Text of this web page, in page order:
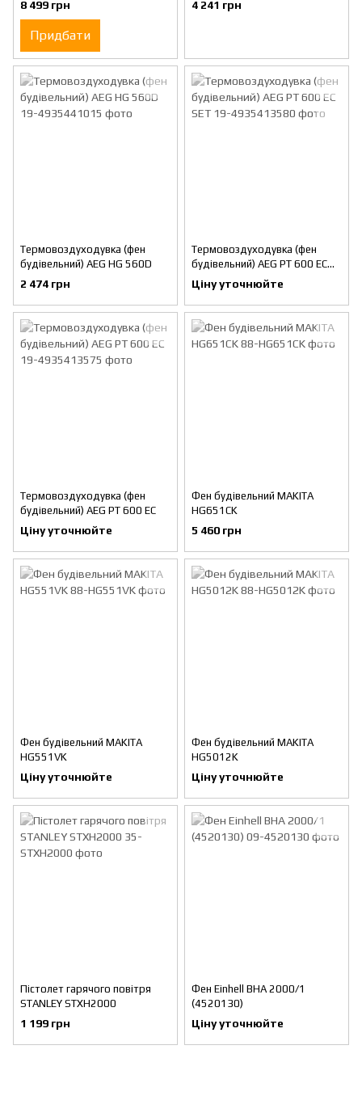
8 499 грн
Придбати
4 241 грн
Термовоздуходувка (фен
будівельний) AEG HG 560D
2 474 грн
Термовоздуходувка (фен
будівельний) AEG PT 600 EC
SET
Ціну уточнюйте
Термовоздуходувка (фен
будівельний) AEG PT 600 EC
Ціну уточнюйте
Фен будівельний MAKITA
HG651CK
5 460 грн
Фен будівельний MAKITA
HG551VK
Ціну уточнюйте
Фен будівельний MAKITA
HG5012K
Ціну уточнюйте
Пістолет гарячого повітря
STANLEY STXH2000
1 199 грн
Фен Einhell BHA 2000/1
(4520130)
Ціну уточнюйте